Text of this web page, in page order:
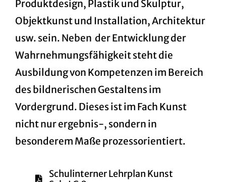
Produktdesign, Plastik und Skulptur,
Objektkunst und Installation, Architektur
usw. sein. Neben der Entwicklung der
Wahrnehmungsfähigkeit steht die
Ausbildung von Kompetenzen im Bereich
des bildnerischen Gestaltens im
Vordergrund. Dieses ist im Fach Kunst
nicht nur ergebnis-, sondern in
besonderem Maße prozessorientiert.
Schulinterner Lehrplan Kunst